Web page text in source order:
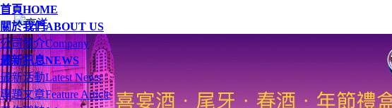
首頁HOME
關於我們ABOUT US
公司簡介Company
最新訊息NEWS
最新活動Latest News
專題文章Feature Article